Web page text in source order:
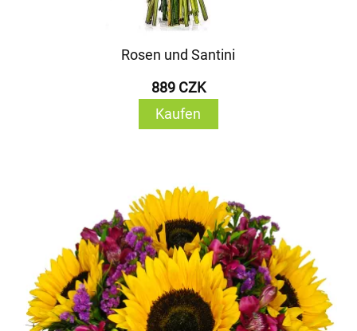
Rosen und Santini
889 CZK
Kaufen